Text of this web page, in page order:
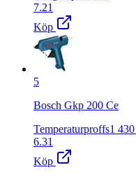
7.21
Köp
5
Bosch Gkp 200 Ce
Temperaturproffs1 430
6.31
Köp